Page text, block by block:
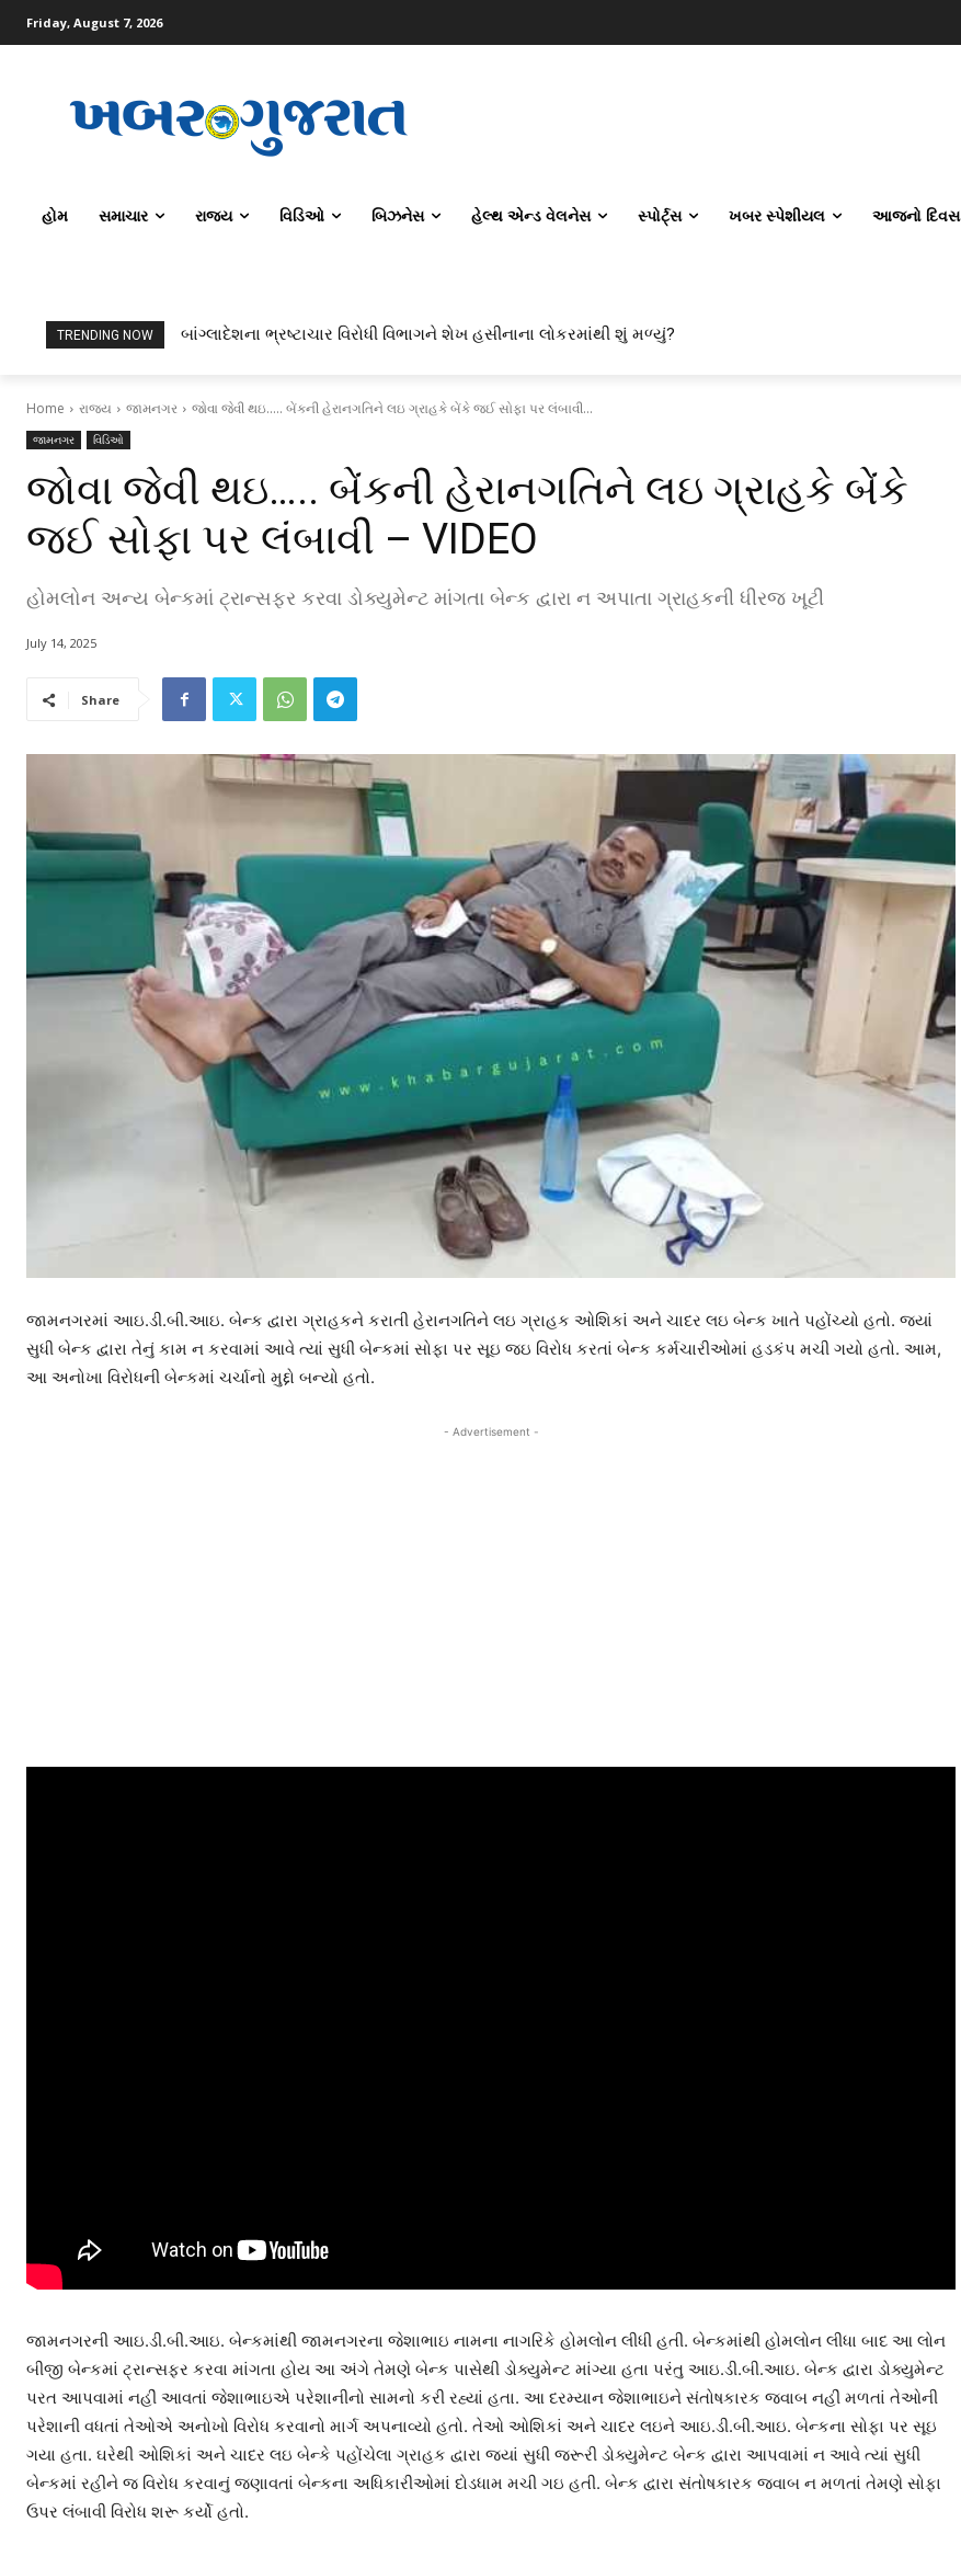
Friday, August 7, 2026
હોમ સમાચાર રાજ્ય વિડિઓ બિઝનેસ હેલ્થ એન્ડ વેલનેસ સ્પોર્ટ્સ ખબર સ્પેશીયલ આજનો દિવસ
TRENDING NOW ટોપર્સ કોમ્પ્યુટર સાયન્સ અને AI કરતાં સિવિલ એન્જિનિયરિંગ કેમ પસંદ કરી રહ્યા છે? IITનો ટ્રેન્ડ બદલાઈ ગયો છે
બાંગ્લાદેશના ભ્રષ્ટાચાર વિરોધી વિભાગને શેખ હસીનાના લોકરમાંથી શું મળ્યું?
Home રાજ્ય જામનગર જોવા જેવી થઇ..... બેંકની હેરાનગતિને લઇ ગ્રાહકે બેંકે જઈ સોફા પર લંબાવી...
જામનગર વિડિઓ
જોવા જેવી થઇ….. બેંકની હેરાનગતિને લઇ ગ્રાહકે બેંકે
જઈ સોફા પર લંબાવી – VIDEO
હોમલોન અન્ય બેન્કમાં ટ્રાન્સફર કરવા ડોક્યુમેન્ટ માંગતા બેન્ક દ્વારા ન અપાતા ગ્રાહકની ધીરજ ખૂટી
July 14, 2025
Share
જામનગરમાં આઇ.ડી.બી.આઇ. બેન્ક દ્વારા ગ્રાહકને કરાતી હેરાનગતિને લઇ ગ્રાહક ઓશિકાં અને ચાદર લઇ બેન્ક ખાતે પહોંચ્યો હતો. જ્યાં
સુધી બેન્ક દ્વારા તેનું કામ ન કરવામાં આવે ત્યાં સુધી બેન્કમાં સોફા પર સૂઇ જઇ વિરોધ કરતાં બેન્ક કર્મચારીઓમાં હડકંપ મચી ગયો હતો. આમ,
આ અનોખા વિરોધની બેન્કમાં ચર્ચાનો મુદ્દો બન્યો હતો.
- Advertisement -
જામનગરની આઇ.ડી.બી.આઇ. બેન્કમાંથી જામનગરના જેશાભાઇ નામના નાગરિકે હોમલોન લીધી હતી. બેન્કમાંથી હોમલોન લીધા બાદ આ લોન
બીજી બેન્કમાં ટ્રાન્સફર કરવા માંગતા હોય આ અંગે તેમણે બેન્ક પાસેથી ડોક્યુમેન્ટ માંગ્યા હતા પરંતુ આઇ.ડી.બી.આઇ. બેન્ક દ્વારા ડોક્યુમેન્ટ
પરત આપવામાં નહીં આવતાં જેશાભાઇએ પરેશાનીનો સામનો કરી રહ્યાં હતા. આ દરમ્યાન જેશાભાઇને સંતોષકારક જવાબ નહીં મળતાં તેઓની
પરેશાની વધતાં તેઓએ અનોખો વિરોધ કરવાનો માર્ગ અપનાવ્યો હતો. તેઓ ઓશિકાં અને ચાદર લઇને આઇ.ડી.બી.આઇ. બેન્કના સોફા પર સૂઇ
ગયા હતા. ઘરેથી ઓશિકાં અને ચાદર લઇ બેન્કે પહોંચેલા ગ્રાહક દ્વારા જ્યાં સુધી જરૂરી ડોક્યુમેન્ટ બેન્ક દ્વારા આપવામાં ન આવે ત્યાં સુધી
બેન્કમાં રહીને જ વિરોધ કરવાનું જણાવતાં બેન્કના અધિકારીઓમાં દોડધામ મચી ગઇ હતી. બેન્ક દ્વારા સંતોષકારક જવાબ ન મળતાં તેમણે સોફા
ઉપર લંબાવી વિરોધ શરૂ કર્યો હતો.